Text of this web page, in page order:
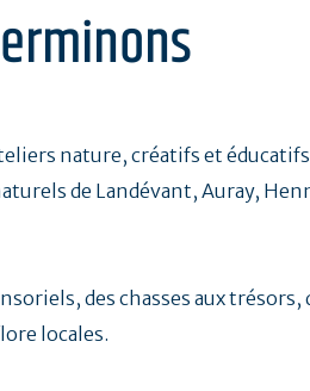
nature, créatifs et
de Landévant, Auray,
des chasses aux trésors,
locales.